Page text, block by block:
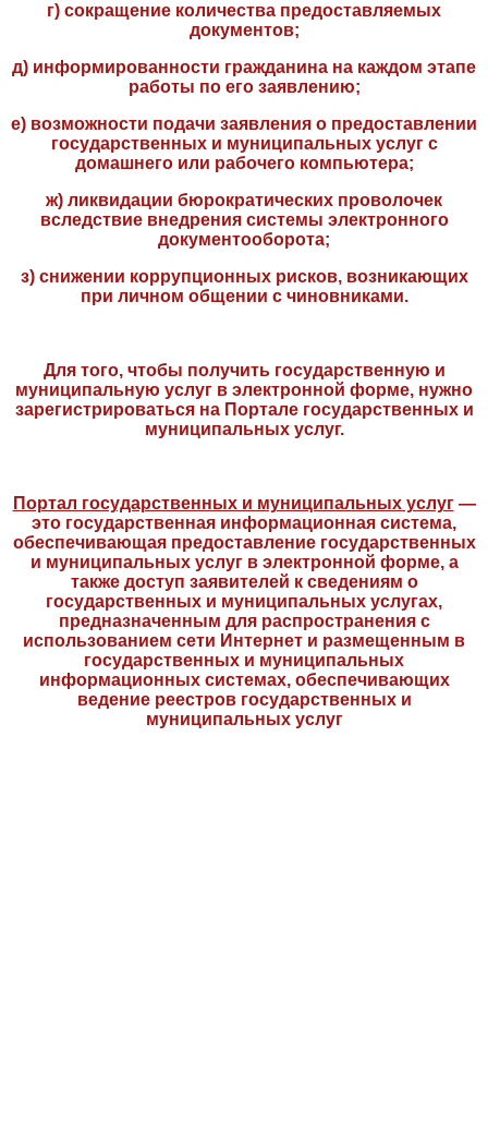
г) сокращение количества предоставляемых
документов;
д) информированности гражданина на каждом этапе
работы по его заявлению;
е) возможности подачи заявления о предоставлении
государственных и муниципальных услуг с
домашнего или рабочего компьютера;
ж) ликвидации бюрократических проволочек
вследствие внедрения системы электронного
документооборота;
з) снижении коррупционных рисков, возникающих
при личном общении с чиновниками.
Для того, чтобы получить государственную и
муниципальную услуг в электронной форме, нужно
зарегистрироваться на Портале государственных и
муниципальных услуг.
Портал государственных и муниципальных услуг—
это государственная информационная система,
обеспечивающая предоставление государственных
и муниципальных услуг в электронной форме, а
также доступ заявителей к сведениям о
государственных и муниципальных услугах,
предназначенным для распространения с
использованием сети Интернет и размещенным в
государственных и муниципальных
информационных системах, обеспечивающих
ведение реестров государственных и
муниципальных услуг